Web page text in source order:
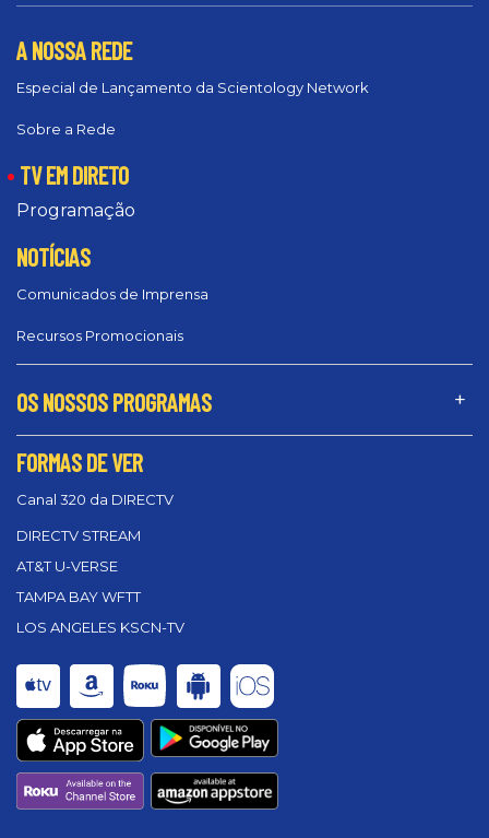
A NOSSA REDE
Especial de Lançamento da Scientology Network
Sobre a Rede
TV EM DIRETO
Programação
NOTÍCIAS
Comunicados de Imprensa
Recursos Promocionais
OS NOSSOS PROGRAMAS
FORMAS DE VER
Canal 320 da DIRECTV
DIRECTV STREAM
AT&T U-VERSE
TAMPA BAY WFTT
LOS ANGELES KSCN-TV